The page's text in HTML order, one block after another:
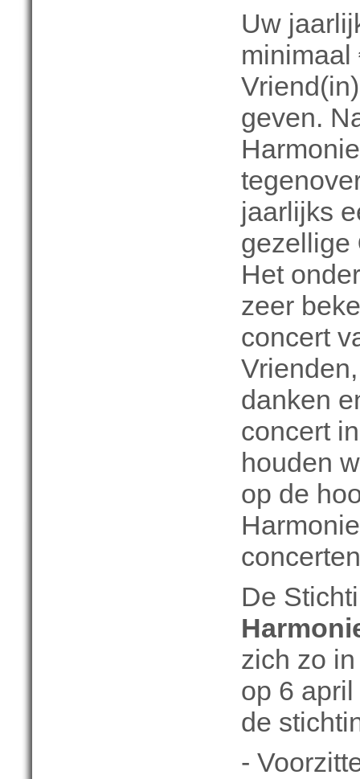
Uw
minimaal
geven.
jaarlijks
gezellige
Het
zeer
concert
danken
concert
houden
op de
De
zich zo
op 6
de
-